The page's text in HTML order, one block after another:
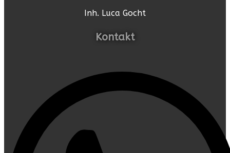
Inh. Luca Gocht
Kontakt